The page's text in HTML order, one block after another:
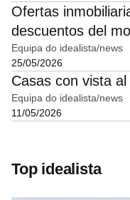
Ofertas
descuentos del
Equipa do idealista/news
25/05/2026
Casas con vista
Equipa do idealista/news
11/05/2026
Top idealista